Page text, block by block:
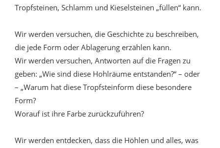
Tropfsteinen, Schlamm und Kieselsteinen „füllen“ kann.
Wir werden versuchen, die Geschichte zu beschreiben,
die jede Form oder Ablagerung erzählen kann.
Wir werden versuchen, Antworten auf die Fragen zu
geben: „Wie sind diese Hohlräume entstanden?“ – oder
– „Warum hat diese Tropfsteinform diese besondere
Form?
Worauf ist ihre Farbe zurückzuführen?
Wir werden entdecken, dass die Höhlen und alles, was